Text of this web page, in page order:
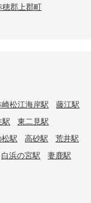
穂郡上郡町
松江海岸駅
藤江駅
駅
東二見駅
駅 高砂駅
荒井駅
白浜の宮駅
妻鹿駅